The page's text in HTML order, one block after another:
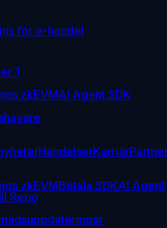
för e-handel
1
zkEVMAI Agent SDK
HändelserKarriär
zkEVMBetala SDKAI Agent
Repo